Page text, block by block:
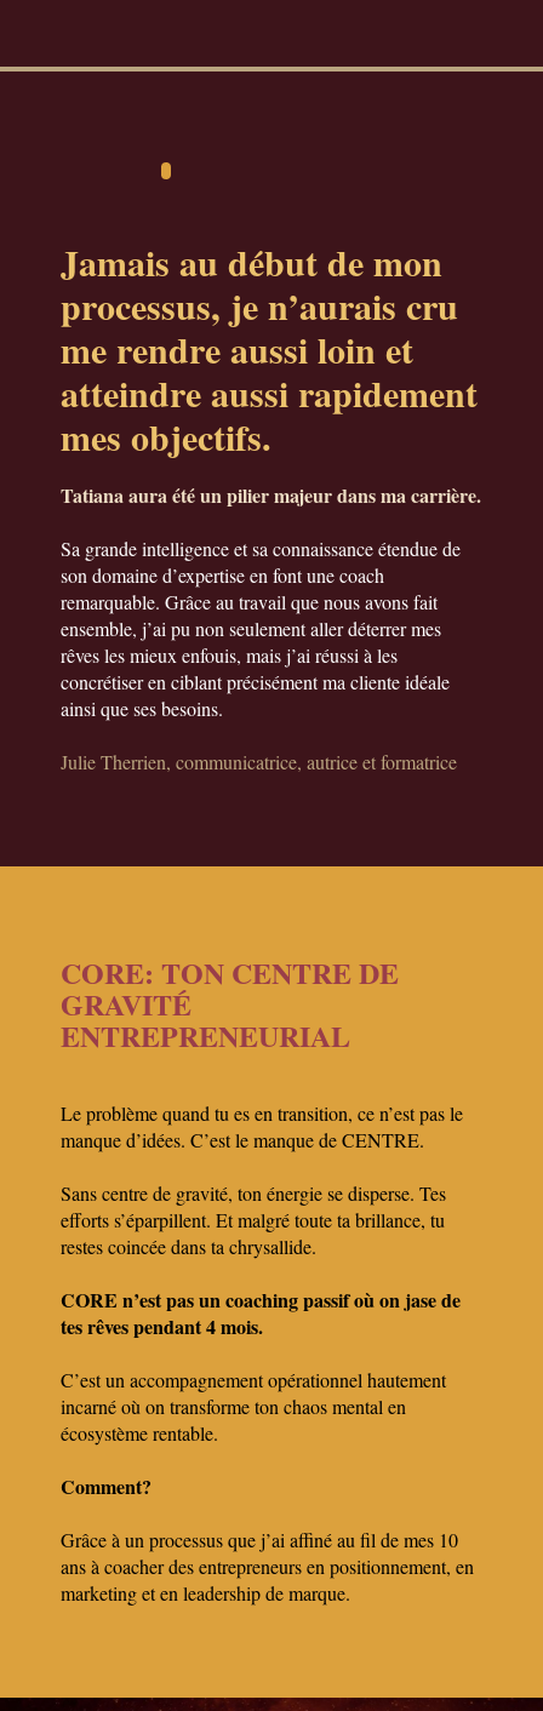
Jamais au début de mon
processus, je n’aurais cru
me rendre aussi loin et
atteindre aussi rapidement
mes objectifs.
Tatiana aura été un pilier majeur dans ma carrière.
Sa grande intelligence et sa connaissance étendue de
son domaine d’expertise en font une coach
remarquable. Grâce au travail que nous avons fait
ensemble, j’ai pu non seulement aller déterrer mes
rêves les mieux enfouis, mais j’ai réussi à les
concrétiser en ciblant précisément ma cliente idéale
ainsi que ses besoins.
Julie Therrien, communicatrice, autrice et formatrice
CORE: TON CENTRE DE
GRAVITÉ
ENTREPRENEURIAL
Le problème quand tu es en transition, ce n’est pas le
manque d’idées. C’est le manque de CENTRE.
Sans centre de gravité, ton énergie se disperse. Tes
efforts s’éparpillent. Et malgré toute ta brillance, tu
restes coincée dans ta chrysallide.
CORE n’est pas un coaching passif où on jase de
tes rêves pendant 4 mois.
C’est un accompagnement opérationnel hautement
incarné où on transforme ton chaos mental en
écosystème rentable.
Comment?
Grâce à un processus que j’ai affiné au fil de mes 10
ans à coacher des entrepreneurs en positionnement, en
marketing et en leadership de marque.